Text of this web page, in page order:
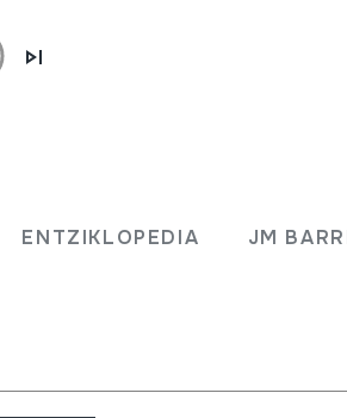
ENTZIKLOPEDIA JM
Zurezko edo